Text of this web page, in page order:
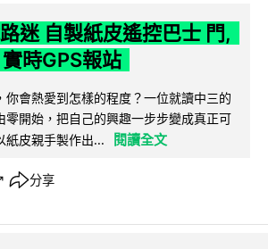
迷 自製紙皮遙控巴士 門,
時GPS報站
你會熱愛到怎樣的程度？一位就讀中三的
零開始，把自己的興趣一步步變成真正可
紙皮親手製作出...
閱讀全文
分享